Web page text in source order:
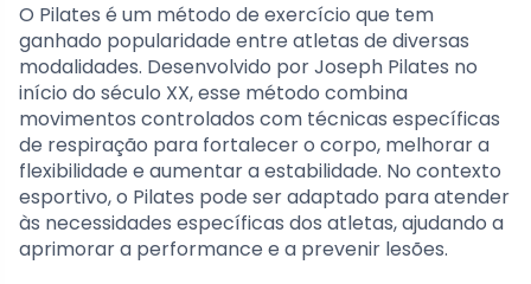
O Pilates é um método de exercício que tem
ganhado popularidade entre atletas de diversas
modalidades. Desenvolvido por Joseph Pilates no
início do século XX, esse método combina
movimentos controlados com técnicas específicas
de respiração para fortalecer o corpo, melhorar a
flexibilidade e aumentar a estabilidade. No contexto
esportivo, o Pilates pode ser adaptado para atender
às necessidades específicas dos atletas, ajudando a
aprimorar a performance e a prevenir lesões.